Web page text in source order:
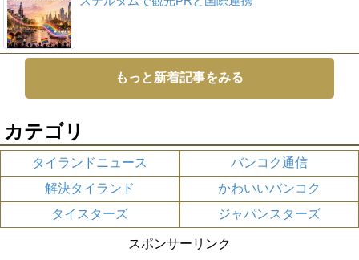
もっと新着記事をみる
カテゴリ
タイランドニュース
バンコク通信
解決タイランド
かわいいバンコク
タイスターズ
ジャパンスターズ
スポンサーリンク